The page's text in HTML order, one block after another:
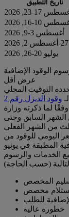
تاريخ التطبيق
17-23, 2026
10-16, 2026
أغسطس 3-9, 2026
يوليو 20-26, 2026
الوقود الإضافية
عرض أقل
التوقيت المحلي
وقود الديزل رقم 2
وفقًا لما ذكرته وزارة
الشهر السابق وحتى
اليومي للوقود من
الخدمات والرسوم
(حسب الحاجة)
المخصص
استلام مخصص
للطلب
خطورة عالية